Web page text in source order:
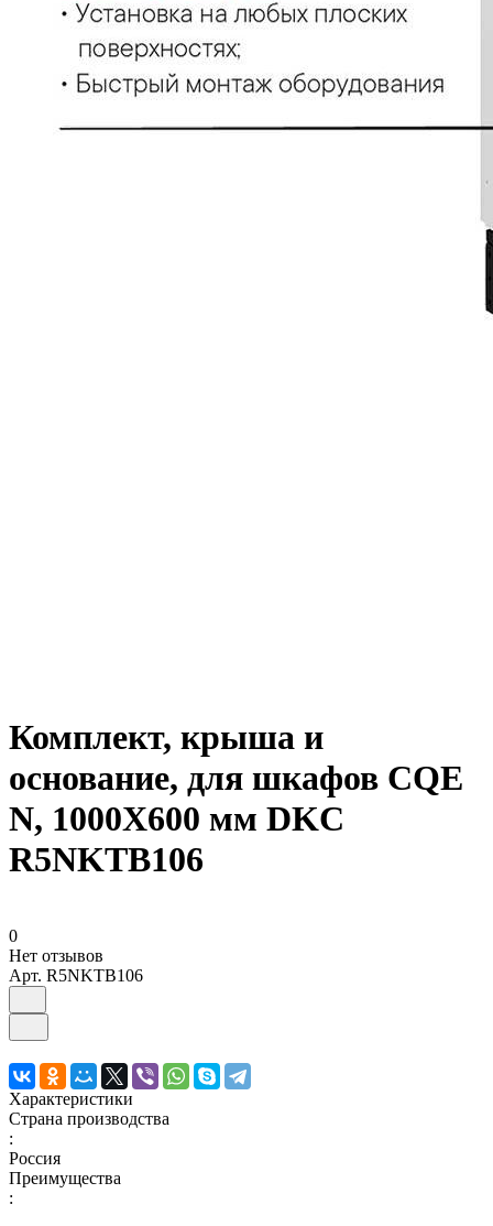
Комплект, крыша и
основание, для шкафов CQE
N, 1000X600 мм DKC
R5NKTB106
0
Нет отзывов
Арт. R5NKTB106
Характеристики
Страна производства
:
Россия
Преимущества
: